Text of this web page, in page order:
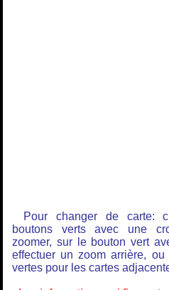
Pour changer de carte:
boutons verts avec une
zoomer, sur le bouton vert
effectuer un zoom arrière,
vertes pour les cartes